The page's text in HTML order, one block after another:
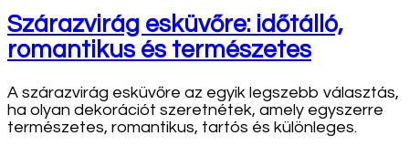
Szárazvirág esküvőre: időtálló,
romantikus és természetes
A szárazvirág esküvőre az egyik legszebb választás,
ha olyan dekorációt szeretnétek, amely egyszerre
természetes, romantikus, tartós és különleges.